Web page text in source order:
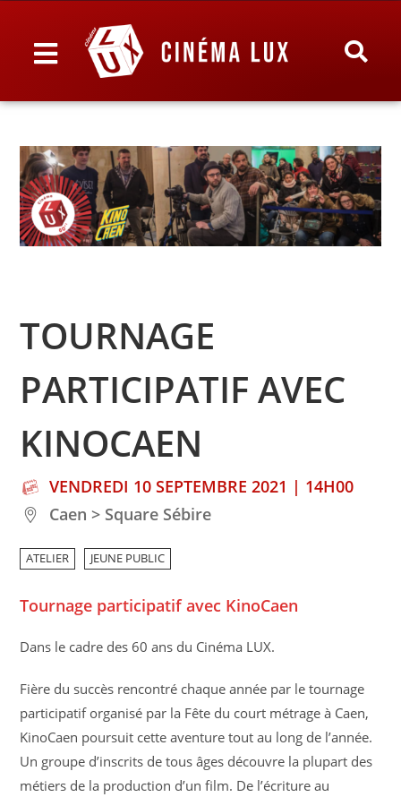
TOURNAGE
PARTICIPATIF AVEC
KINOCAEN
VENDREDI 10 SEPTEMBRE 2021 | 14H00
Caen > Square Sébire
ATELIER JEUNE PUBLIC
Tournage participatif avec KinoCaen
Dans le cadre des 60 ans du Cinéma LUX.
Fière du succès rencontré chaque année par le tournage
participatif organisé par la Fête du court métrage à Caen,
KinoCaen poursuit cette aventure tout au long de l’année.
Un groupe d’inscrits de tous âges découvre la plupart des
métiers de la production d’un film. De l’écriture au